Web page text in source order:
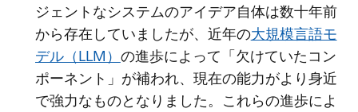
ジェントなシステムのアイデア自体は数十年前
から存在していましたが、近年の大規模言語モ
デル（LLM） の進歩によって「欠けていたコン
ポーネント」が補われ、現在の能力がより身近
で強力なものとなりました。これらの進歩によ